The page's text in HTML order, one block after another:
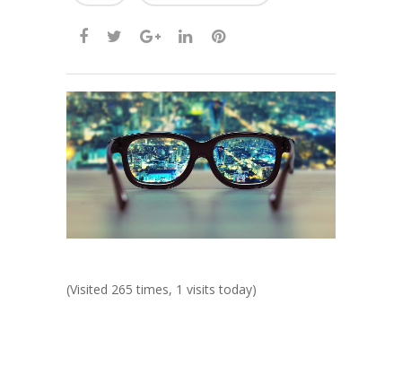
(Visited 265 times, 1 visits today)